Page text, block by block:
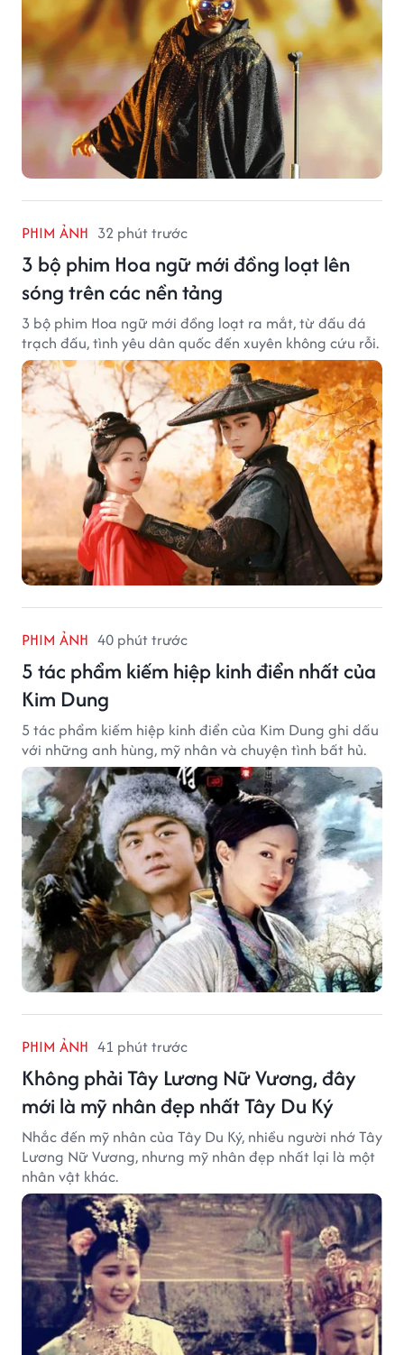
PHIM ẢNH 32 phút trước
3 bộ phim Hoa ngữ mới đồng loạt lên
sóng trên các nền tảng
3 bộ phim Hoa ngữ mới đồng loạt ra mắt, từ đấu đá
trạch đấu, tình yêu dân quốc đến xuyên không cứu rỗi.
PHIM ẢNH 40 phút trước
5 tác phẩm kiếm hiệp kinh điển nhất của
Kim Dung
5 tác phẩm kiếm hiệp kinh điển của Kim Dung ghi dấu
với những anh hùng, mỹ nhân và chuyện tình bất hủ.
PHIM ẢNH 41 phút trước
Không phải Tây Lương Nữ Vương, đây
mới là mỹ nhân đẹp nhất Tây Du Ký
Nhắc đến mỹ nhân của Tây Du Ký, nhiều người nhớ Tây
Lương Nữ Vương, nhưng mỹ nhân đẹp nhất lại là một
nhân vật khác.